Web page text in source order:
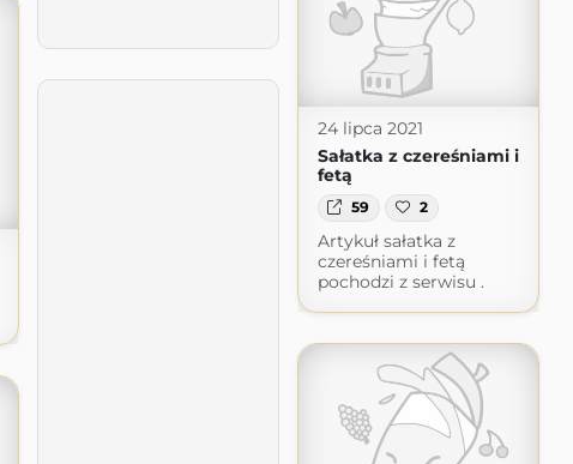
24 lipca 2021
Sałatka z czereśniami i
fetą
59 2
Artykuł sałatka z
czereśniami i fetą
pochodzi z serwisu .